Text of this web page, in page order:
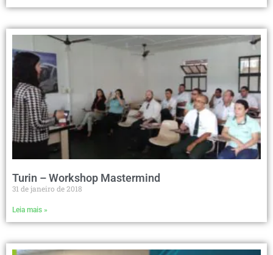
Turin – Workshop Mastermind
31 de janeiro de 2018
Leia mais »